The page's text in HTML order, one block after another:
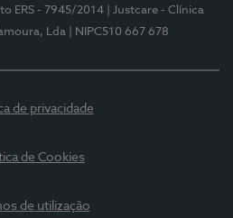
ERS - 7945/2014
| Justcare - Clínica
Lda
| NIPC510 667 678
de privacidade
de Cookies
de utilização